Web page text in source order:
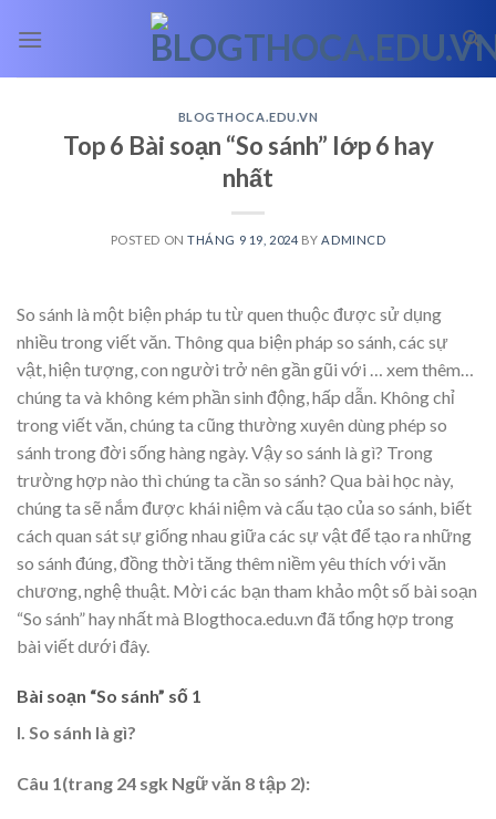
BLOGTHOCA.EDU.VN
Top 6 Bài soạn “So sánh” lớp 6 hay
nhất
POSTED ONTHÁNG 9 19, 2024 BY ADMINCD
So sánh là một biện pháp tu từ quen thuộc được sử dụng
nhiều trong viết văn. Thông qua biện pháp so sánh, các sự
vật, hiện tượng, con người trở nên gần gũi với
… xem thêm…
chúng ta và không kém phần sinh động, hấp dẫn. Không chỉ
trong viết văn, chúng ta cũng thường xuyên dùng phép so
sánh trong đời sống hàng ngày. Vậy so sánh là gì? Trong
trường hợp nào thì chúng ta cần so sánh? Qua bài học này,
chúng ta sẽ nắm được khái niệm và cấu tạo của so sánh, biết
cách quan sát sự giống nhau giữa các sự vật để tạo ra những
so sánh đúng, đồng thời tăng thêm niềm yêu thích với văn
chương, nghệ thuật. Mời các bạn tham khảo một số bài soạn
“So sánh” hay nhất mà Blogthoca.edu.vn đã tổng hợp trong
bài viết dưới đây.
Bài soạn “So sánh” số 1
I. So sánh là gì?
Câu 1(trang 24 sgk Ngữ văn 8 tập 2):